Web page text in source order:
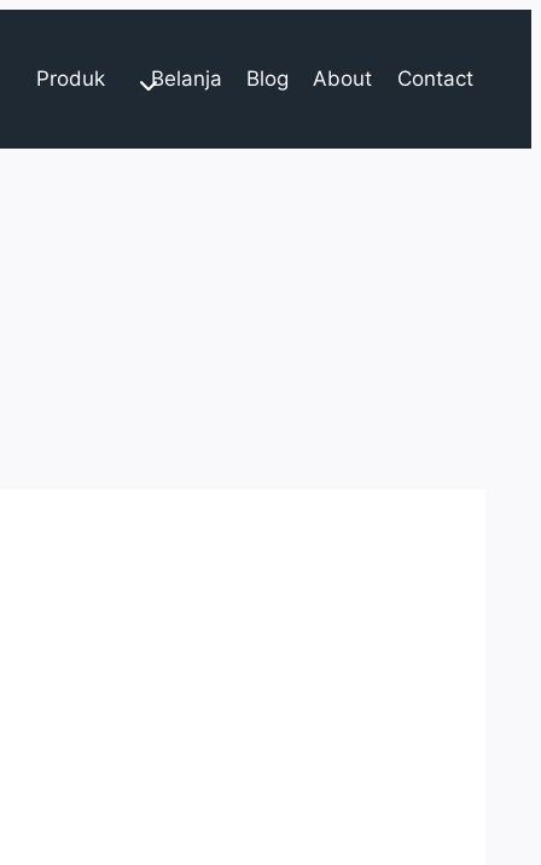
Produk Belanja Blog About Contact